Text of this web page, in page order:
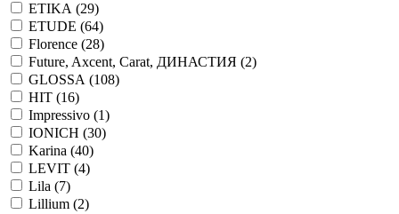
ETIKA (29)
ETUDE (64)
Florence (28)
Future, Axcent, Carat, ДИНАСТИЯ (2)
GLOSSA (108)
HIT (16)
Impressivo (1)
IONICH (30)
Karina (40)
LEVIT (4)
Lila (7)
Lillium (2)